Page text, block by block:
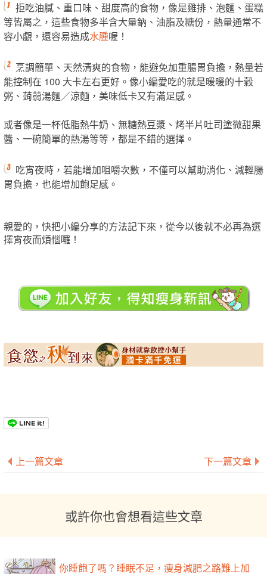
拒吃油膩、重口味、甜度高的食物，像是雞排、泡麵、蛋糕
等皆屬之，這些食物多半含大量鈉、油脂及糖份，熱量通常不
容小覷，還容易造成水腫喔！
烹調簡單、天然清爽的食物，能避免加重腸胃負擔，熱量若
能控制在 100 大卡左右更好。像小編愛吃的就是暖暖的十穀
粥、蒟蒻湯麵／涼麵，美味低卡又有滿足感。
或者像是一杯低脂熱牛奶、無糖熱豆漿、烤半片吐司塗微甜果
醬、一碗簡單的熱湯等等，都是不錯的選擇。
吃宵夜時，若能增加咀嚼次數，不僅可以幫助消化、減輕腸
胃負擔，也能增加飽足感。
親愛的，快把小編分享的方法記下來，從今以後就不必再為選
擇宵夜而煩惱囉！​
上一篇文章 下一篇文章
或許你也會想看這些文章
你睡飽了嗎？睡眠不足，瘦身減肥之路難上加